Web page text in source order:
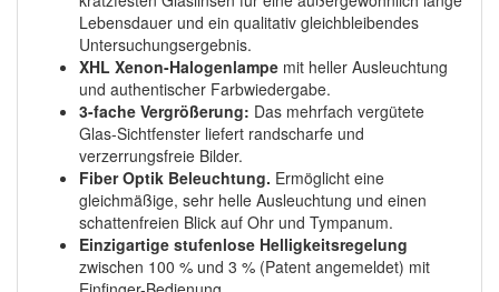
Lebensdauer und ein qualitativ gleichbleibendes
Untersuchungsergebnis.
XHL Xenon-Halogenlampe mit heller Ausleuchtung
und authentischer Farbwiedergabe.
3-fache Vergrößerung: Das mehrfach vergütete
Glas-Sichtfenster liefert randscharfe und
verzerrungsfreie Bilder.
Fiber Optik Beleuchtung. Ermöglicht eine
gleichmäßige, sehr helle Ausleuchtung und einen
schattenfreien Blick auf Ohr und Tympanum.
Einzigartige stufenlose Helligkeitsregelung
zwischen 100 % und 3 % (Patent angemeldet) mit